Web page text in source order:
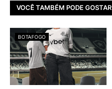
VOCÊ TAMBÉM PODE GOSTAR
BOTAFOGO